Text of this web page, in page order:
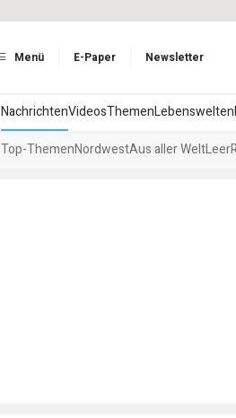
Menü E-Paper Newsletter
NachrichtenVideosThemenLebenswelten
Top-ThemenNordwestAus aller WeltLeer